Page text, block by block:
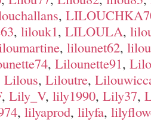
,
, lilouk1, LILOULA,
, lilounet62,
, Lilounette91,
Lilous, Liloutre,
, Lily_V, lily1990, Lily37,
, lilyaprod, lilyfa,